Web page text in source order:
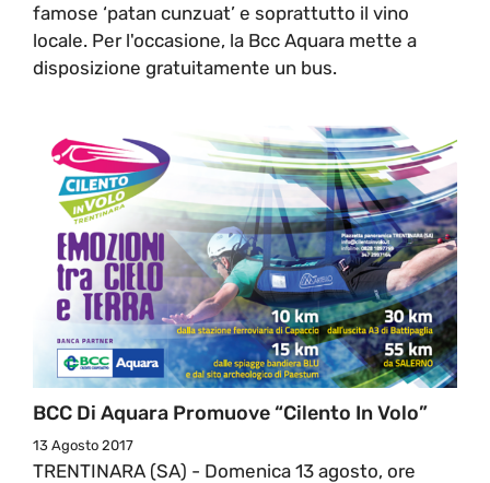
famose ‘patan cunzuat’ e soprattutto il vino
locale. Per l'occasione, la Bcc Aquara mette a
disposizione gratuitamente un bus.
BCC Di Aquara Promuove “Cilento In Volo”
13 Agosto 2017
TRENTINARA (SA) - Domenica 13 agosto, ore